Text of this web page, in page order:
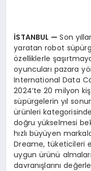
İSTANBUL —Son
yaratan robot
özelliklerle
oyuncuları pazara
International Data
2024’te 20 milyon
süpürgelerin yıl
ürünleri
doğru yükselmesi
hızlı büyüyen
Dreame, tüketicileri
uygun ürünü
davranışlarını